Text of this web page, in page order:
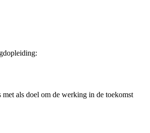
als doel om de werking in de toekomst